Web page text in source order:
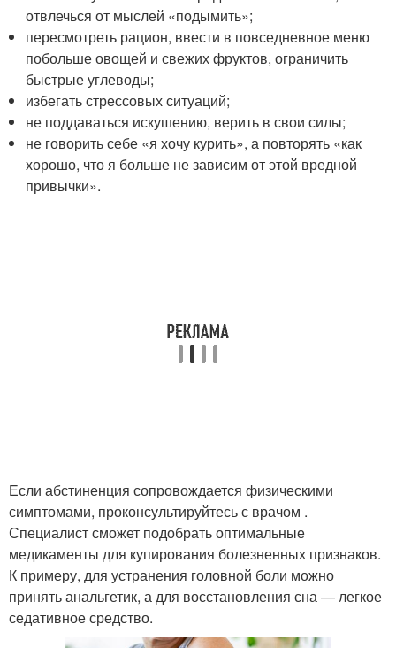
отвлечься от мыслей «подымить»;
пересмотреть рацион, ввести в повседневное меню
побольше овощей и свежих фруктов, ограничить
быстрые углеводы;
избегать стрессовых ситуаций;
не поддаваться искушению, верить в свои силы;
не говорить себе «я хочу курить», а повторять «как
хорошо, что я больше не зависим от этой вредной
привычки».
Если абстиненция сопровождается физическими
симптомами, проконсультируйтесь с врачом .
Специалист сможет подобрать оптимальные
медикаменты для купирования болезненных признаков.
К примеру, для устранения головной боли можно
принять анальгетик, а для восстановления сна — легкое
седативное средство.